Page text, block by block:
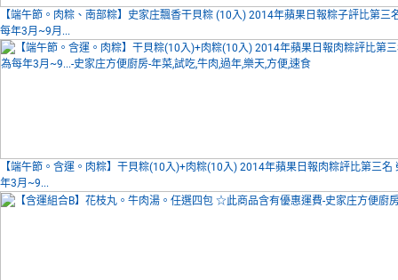
【端午節。肉粽、南部粽】史家庄飄香干貝粽 (10入) 2014年蘋果日報粽子評比第
每年3月~9月...
【端午節。含運。肉粽】干貝粽(10入)+肉粽(10入) 2014年蘋果日報肉粽評比第三
年3月~9...